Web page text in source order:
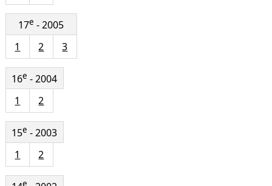
17e - 2005
1
2 3
16e - 2004
1
2
15e - 2003
1
2